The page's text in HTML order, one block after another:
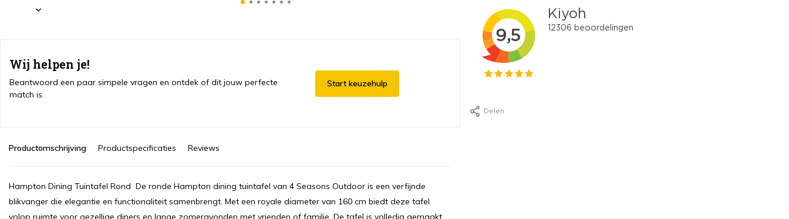
Wij helpen je!
Beantwoord een paar simpele vragen en ontdek of dit jouw perfecte
match is.
Start keuzehulp
Productomschrijving Productspecificaties Reviews
Hampton Dining Tuintafel Rond De ronde Hampton dining tuintafel van 4 Seasons Outdoor is een verfijnde
blikvanger die elegantie en functionaliteit samenbrengt. Met een royale diameter van 160 cm biedt deze tafel
volop ruimte voor gezellige diners en lange zomeravonden met vrienden of familie. De tafel is volledig gemaakt
Delen